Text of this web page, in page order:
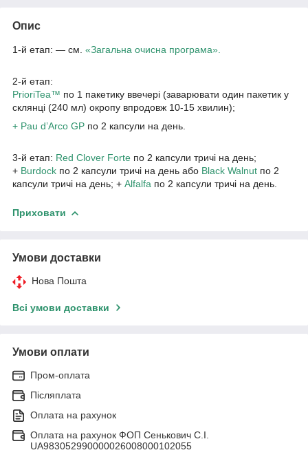
Опис
1-й етап: — см. «Загальна очисна програма».
2-й етап:
PrioriTea™ по 1 пакетику ввечері (заварювати один пакетик у
склянці (240 мл) окропу впродовж 10-15 хвилин);
+ Pau d’Arco GP по 2 капсули на день.
3-й етап: Red Clover Forte по 2 капсули тричі на день;
+ Burdock по 2 капсули тричі на день або Black Walnut по 2
капсули тричі на день; + Alfalfa по 2 капсули тричі на день.
Приховати
Умови доставки
Нова Пошта
Всі умови доставки
Умови оплати
Пром-оплата
Післяплата
Оплата на рахунок
Оплата на рахунок ФОП Сенькович С.І.
UA983052990000026008000102055